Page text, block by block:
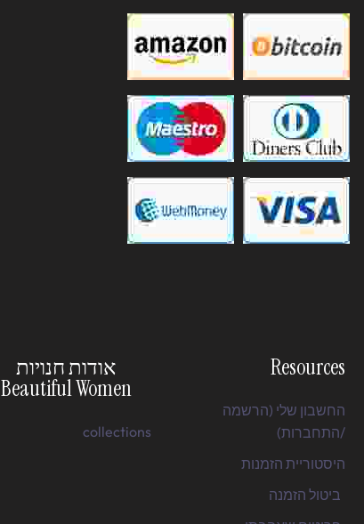
Resources
החשבון שלי (הרשמה
/התחברות)
היסטוריית הזמנות
ביטול הזמנה
אודות חנויות
Beautiful Women
collections